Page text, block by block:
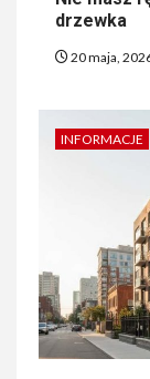
drzewka
20 maja,
INFORMACJE